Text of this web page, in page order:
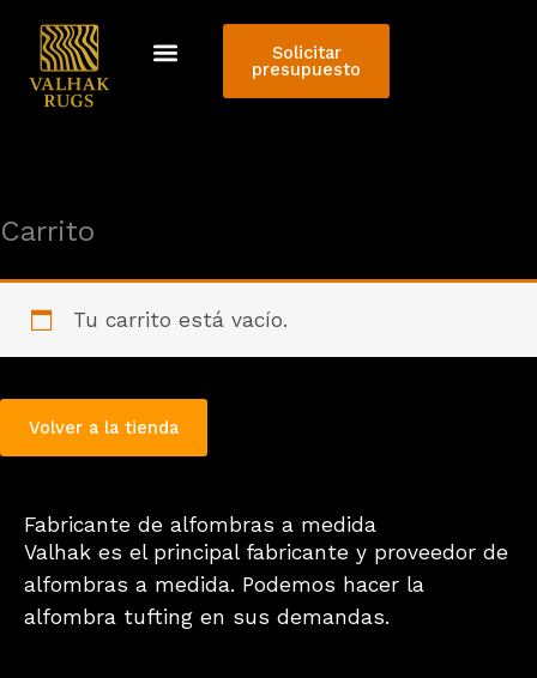
contenido
Solicitar
presupuesto
Carrito
Tu carrito está vacío.
Volver a la tienda
Fabricante de alfombras a medida
Valhak es el principal fabricante y proveedor de
alfombras a medida. Podemos hacer la
alfombra tufting en sus demandas.